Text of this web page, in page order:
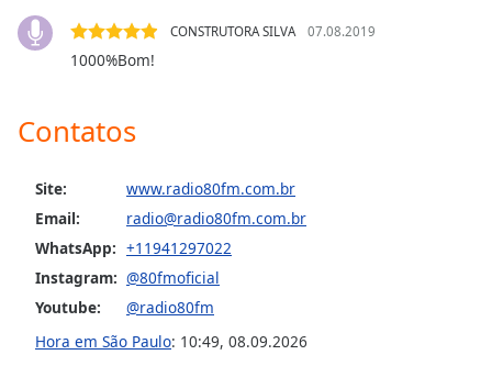
Background
Color
Edge
Style
CONSTRUTORA SILVA 07.08.2019
1000%Bom!
Contatos
Site:
www.radio80fm.com.br
Email:
radio@radio80fm.com.br
WhatsApp: +11941297022
Instagram: @80fmoficial
Youtube:
@radio80fm
Hora em São Paulo: 10:49, 08.09.2026